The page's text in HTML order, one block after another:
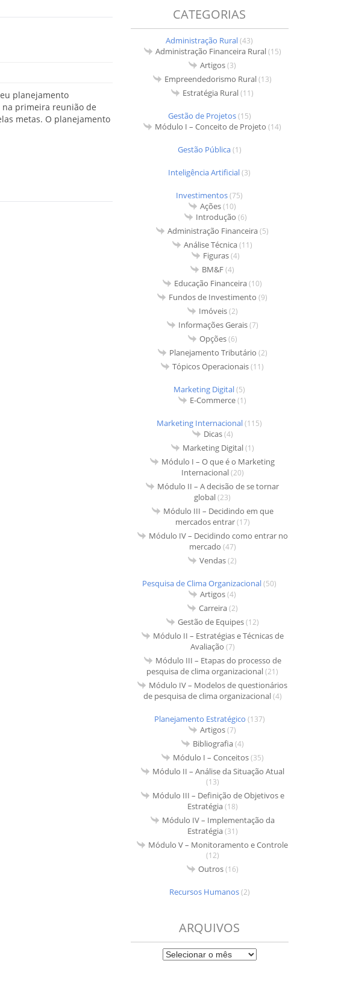
planejamento
na primeira reunião de
metas. O planejamento
CATEGORIAS
Administração Rural(43)
Administração Financeira Rural(15)
Artigos(3)
Empreendedorismo Rural(13)
Estratégia Rural(11)
Gestão de Projetos(15)
Módulo I – Conceito de Projeto (14)
Gestão Pública(1)
Inteligência Artificial(3)
Investimentos(75)
Ações(10)
Introdução (6)
Administração Financeira(5)
Análise Técnica(11)
Figuras(4)
BM&F(4)
Educação Financeira(10)
Fundos de Investimento (9)
Imóveis(2)
Informações Gerais(7)
Opções(6)
Planejamento Tributário (2)
Tópicos Operacionais(11)
Marketing Digital(5)
E-Commerce(1)
Marketing Internacional(115)
Dicas(4)
Marketing Digital(1)
Módulo I – O que é o Marketing
Internacional(20)
Módulo II – A decisão de se tornar
global(23)
Módulo III – Decidindo em que
mercados entrar(17)
Módulo IV – Decidindo como entrar no
mercado (47)
Vendas(2)
Pesquisa de Clima Organizacional(50)
Artigos(4)
Carreira(2)
Gestão de Equipes(12)
Módulo II – Estratégias e Técnicas de
Avaliação (7)
Módulo III – Etapas do processo de
pesquisa de clima organizacional(21)
Módulo IV – Modelos de questionários
de pesquisa de clima organizacional(4)
Planejamento Estratégico (137)
Artigos(7)
Bibliografia(4)
Módulo I – Conceitos(35)
Módulo II – Análise da Situação Atual
(13)
Módulo III – Definição de Objetivos e
Estratégia(18)
Módulo IV – Implementação da
Estratégia(31)
Módulo V – Monitoramento e Controle
(12)
Outros(16)
Recursos Humanos(2)
ARQUIVOS